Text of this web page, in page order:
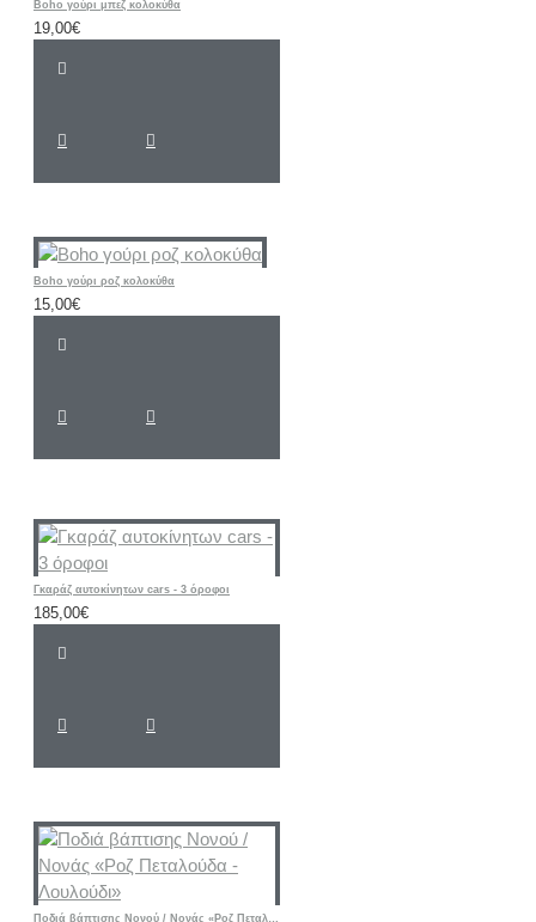
Boho γούρι μπεζ κολοκύθα
19,00€
Boho γούρι ροζ κολοκύθα
15,00€
Γκαράζ αυτοκίνητων cars - 3 όροφοι
185,00€
Ποδιά βάπτισης Νονού / Νονάς «Ροζ Πεταλούδα - Λουλούδι»